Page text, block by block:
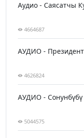
Аудио - Саясатчы
4664687
АУДИО -
4626824
АУДИО -
5044575